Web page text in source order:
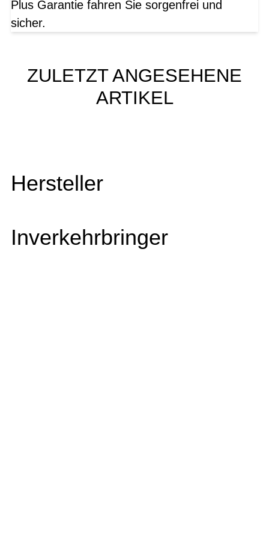
Plus Garantie fahren Sie sorgenfrei und
sicher.
ZULETZT ANGESEHENE
ARTIKEL
Hersteller
Inverkehrbringer